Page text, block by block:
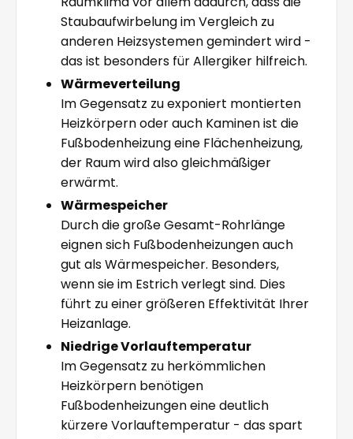
Staubaufwirbelung im Vergleich zu
anderen Heizsystemen gemindert wird -
das ist besonders für Allergiker hilfreich.
Wärmeverteilung
Im Gegensatz zu exponiert montierten
Heizkörpern oder auch Kaminen ist die
Fußbodenheizung eine Flächenheizung,
der Raum wird also gleichmäßiger
erwärmt.
Wärmespeicher
Durch die große Gesamt-Rohrlänge
eignen sich Fußbodenheizungen auch
gut als Wärmespeicher. Besonders,
wenn sie im Estrich verlegt sind. Dies
führt zu einer größeren Effektivität Ihrer
Heizanlage.
Niedrige Vorlauftemperatur
Im Gegensatz zu herkömmlichen
Heizkörpern benötigen
Fußbodenheizungen eine deutlich
kürzere Vorlauftemperatur - das spart